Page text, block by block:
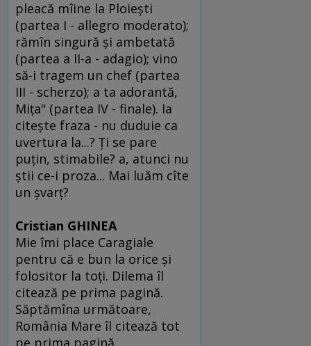
pleacă mîine la Ploieşti
(partea I - allegro moderato);
rămîn singură şi ambetată
(partea a II-a - adagio); vino
să-i tragem un chef (partea
III - scherzo); a ta adorantă,
Miţa" (partea IV - finale). Ia
citeşte fraza - nu duduie ca
uvertura la...? Ţi se pare
puţin, stimabile? a, atunci nu
ştii ce-i proza... Mai luăm cîte
un şvarţ?
Cristian GHINEA
Mie îmi place Caragiale
pentru că e bun la orice şi
folositor la toţi. Dilema îl
citează pe prima pagină.
Săptămîna următoare,
România Mare îl citează tot